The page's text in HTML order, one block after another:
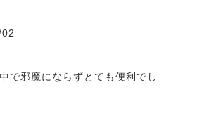
で邪魔にならずとても便利でし